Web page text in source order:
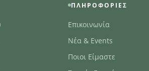
ΠΛΗΡΟΦΟΡΊΕΣ
Επικοινωνία
Νέα & Events
Ποιοι Είμαστε